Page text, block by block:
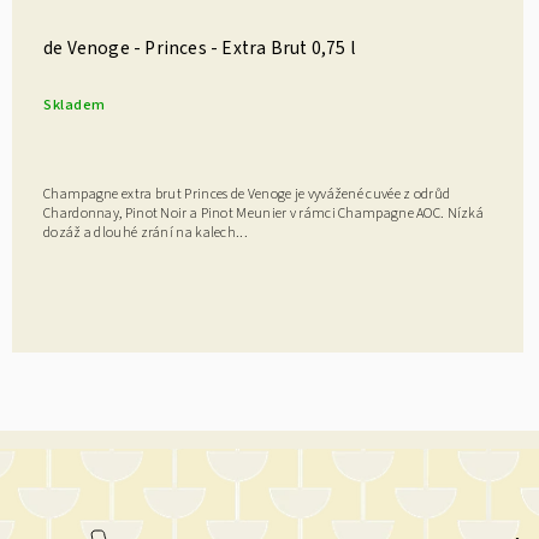
de Venoge - Princes - Extra Brut 0,75 l
Skladem
Champagne extra brut Princes de Venoge je vyvážené cuvée z odrůd
Chardonnay, Pinot Noir a Pinot Meunier v rámci Champagne AOC. Nízká
dozáž a dlouhé zrání na kalech...